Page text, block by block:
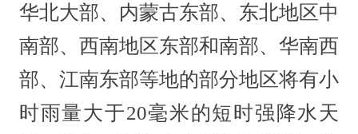
华北大部、内蒙古东部、东北地区中
南部、西南地区东部和南部、华南西
部、江南东部等地的部分地区将有小
时雨量大于20毫米的短时强降水天